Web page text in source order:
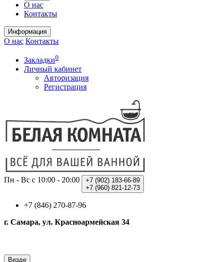
О нас
Контакты
Информация
О нас Контакты
Закладки0
Личный кабинет
Авторизация
Регистрация
Пн - Вс с 10:00 - 20:00 +7 (902) 183-66-89
+7 (960) 821-12-73
+7 (846) 270-87-96
г. Самара, ул. Красноармейская 34
Везде